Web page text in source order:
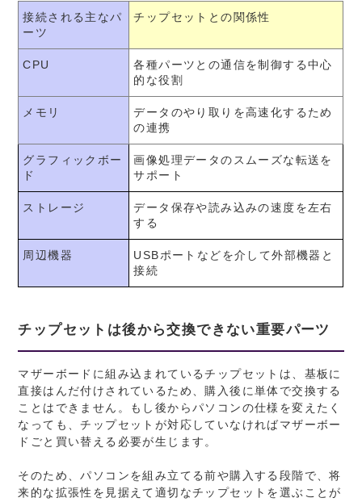
接続される主なパ
ーツ
チップセットとの関係性
CPU
各種パーツとの通信を制御する中心
的な役割
メモリ
データのやり取りを高速化するため
の連携
グラフィックボー
ド
画像処理データのスムーズな転送を
サポート
ストレージ
データ保存や読み込みの速度を左右
する
周辺機器
USBポートなどを介して外部機器と
接続
チップセットは後から交換できない重要パーツ
マザーボードに組み込まれているチップセットは、基板に
直接はんだ付けされているため、購入後に単体で交換する
ことはできません。もし後からパソコンの仕様を変えたく
なっても、チップセットが対応していなければマザーボー
ドごと買い替える必要が生じます。
そのため、パソコンを組み立てる前や購入する段階で、将
来的な拡張性を見据えて適切なチップセットを選ぶことが